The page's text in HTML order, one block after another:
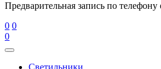
Предварительная запись по телефону
0 0
0
Cветильники